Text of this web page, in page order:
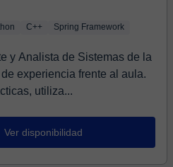
C++ Spring Framework
y Analista de Sistemas de la
experiencia frente al aula.
utiliza...
Ver disponibilidad